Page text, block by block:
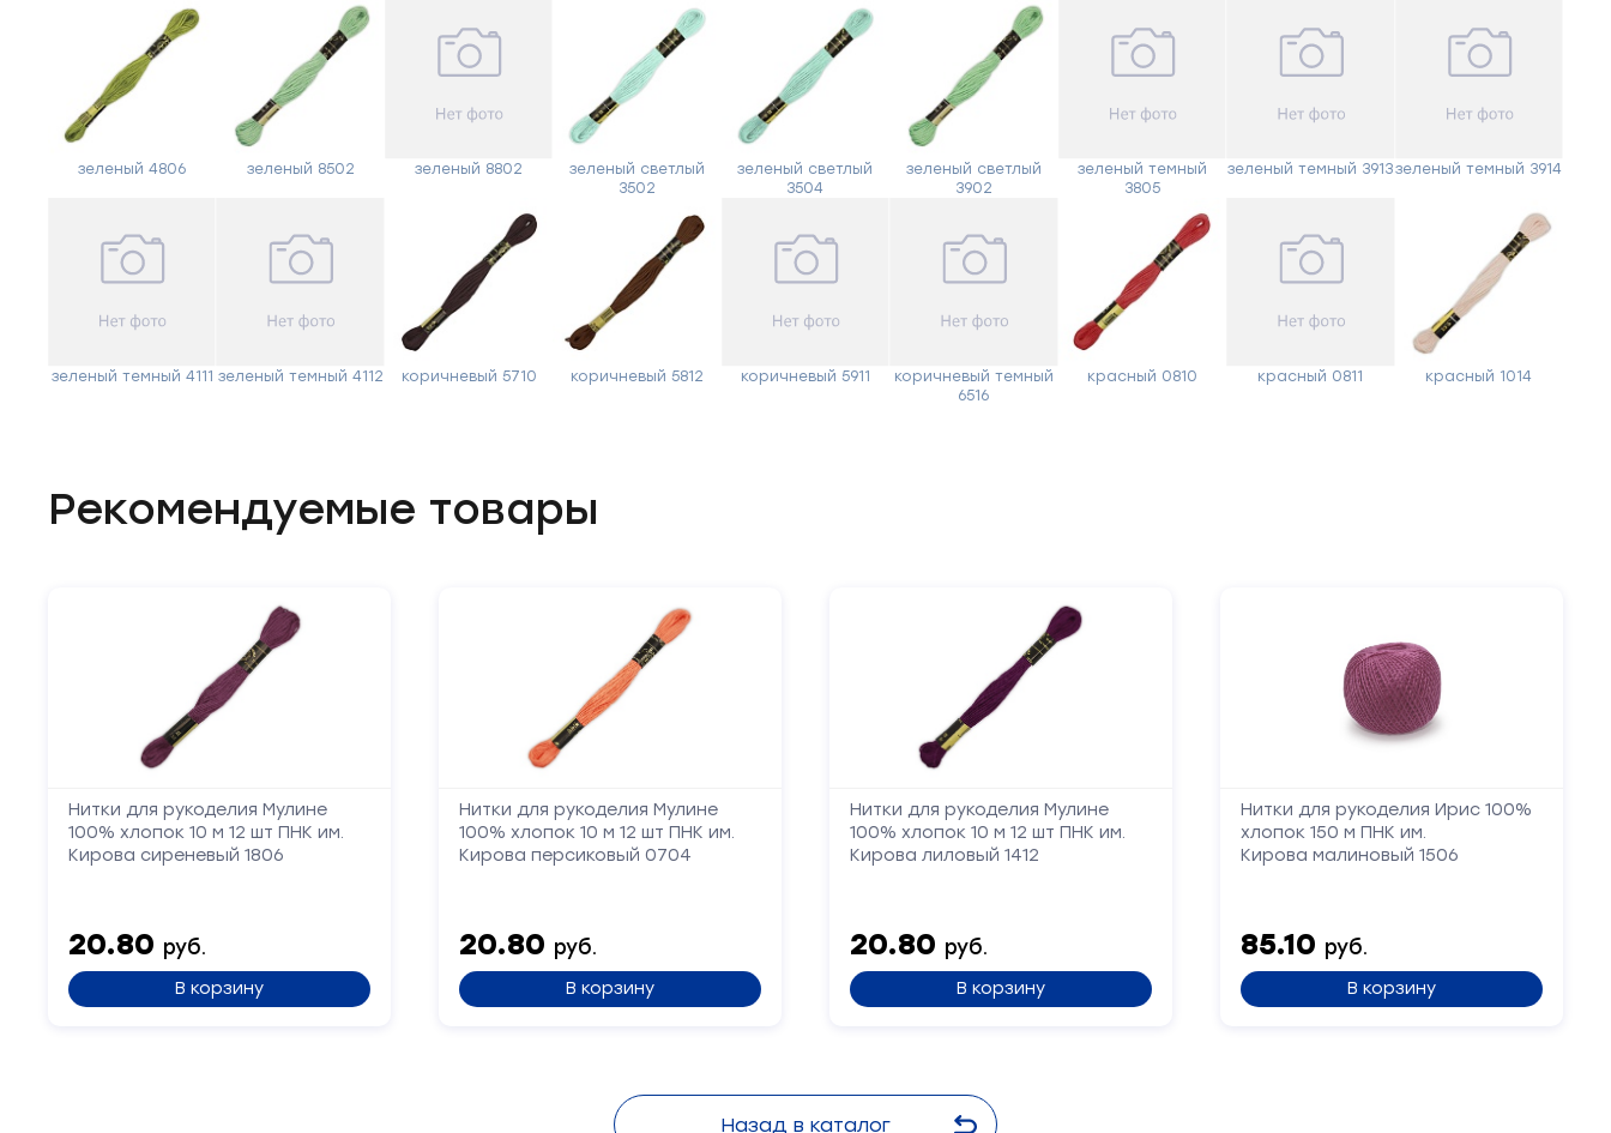
зеленый 4806 зеленый 8502 зеленый 8802
зеленый светлый
3502
зеленый светлый
3504
зеленый светлый
3902
зеленый темный
3805
зеленый темный 3913зеленый темный 3914
зеленый темный 4111 зеленый темный 4112 коричневый 5710 коричневый 5812 коричневый 5911
коричневый темный
6516
красный 0810 красный 0811 красный 1014
Рекомендуемые товары
Нитки для рукоделия Мулине
100% хлопок 10 м 12 шт ПНК им.
Кирова сиреневый 1806
20.80 руб.
В корзину
Нитки для рукоделия Мулине
100% хлопок 10 м 12 шт ПНК им.
Кирова персиковый 0704
20.80 руб.
В корзину
Нитки для рукоделия Мулине
100% хлопок 10 м 12 шт ПНК им.
Кирова лиловый 1412
20.80 руб.
В корзину
Нитки для рукоделия Ирис 100%
хлопок 150 м ПНК им.
Кирова малиновый 1506
85.10 руб.
В корзину
Назад в каталог
Сообщение
Отправить